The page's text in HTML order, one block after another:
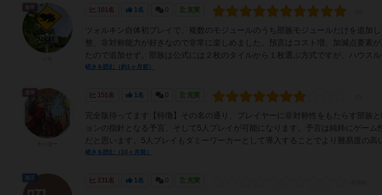
101名 1名 0 充実
ツォルキン自体初プレイで、複数のモジュールのうち部族モジュールだけを追加
整、非対称能力が好きなので非常に楽しめました。預言はコスト増、加減点要素
たので追加せず。部族は公式には２枚のタイルから１枚選ぶ方式ですが、ハウスル
続きを読む（約1ヶ月前）
皇帝
151名 1名 0 充実
完全版待ってます【特徴】その名の通り、プレイヤーに非対称性をもたらす部族
ョンの指針となる予言、そして5人プレイが可能になります。予言は純粋にゲーム
だと思います。5人プレイもダミーワーカーとして導入することでより難易度の高
続きを読む（10ヶ月前）
皇帝
231名 1名 0 充実
国王